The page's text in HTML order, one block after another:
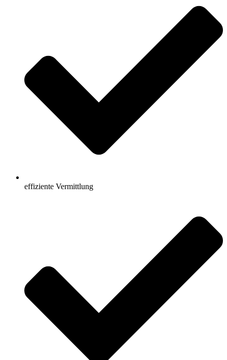
effiziente Vermittlung